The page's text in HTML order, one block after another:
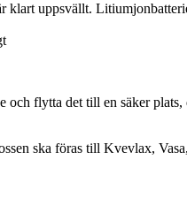
klart uppsvällt.
och flytta det till en säker
ska föras till Kvevlax,